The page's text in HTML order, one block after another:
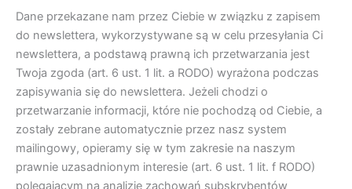
Dane przekazane nam przez Ciebie w związku z zapisem
do newslettera, wykorzystywane są w celu przesyłania Ci
newslettera, a podstawą prawną ich przetwarzania jest
Twoja zgoda (art. 6 ust. 1 lit. a RODO) wyrażona podczas
zapisywania się do newslettera. Jeżeli chodzi o
przetwarzanie informacji, które nie pochodzą od Ciebie, a
zostały zebrane automatycznie przez nasz system
mailingowy, opieramy się w tym zakresie na naszym
prawnie uzasadnionym interesie (art. 6 ust. 1 lit. f RODO)
polegającym na analizie zachowań subskrybentów